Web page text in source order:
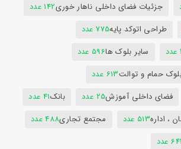
جزئیات فضای داخلی ناهار خوری142 عدد
طراحی اتوکد پایه775 عدد
سایر بلوک ها596 عدد
حمام و توالت613 عدد
فضای داخلی آموزش25 عدد بانک41 عدد
، اداره513 عدد مجتمع تجاری488 عدد
عدد